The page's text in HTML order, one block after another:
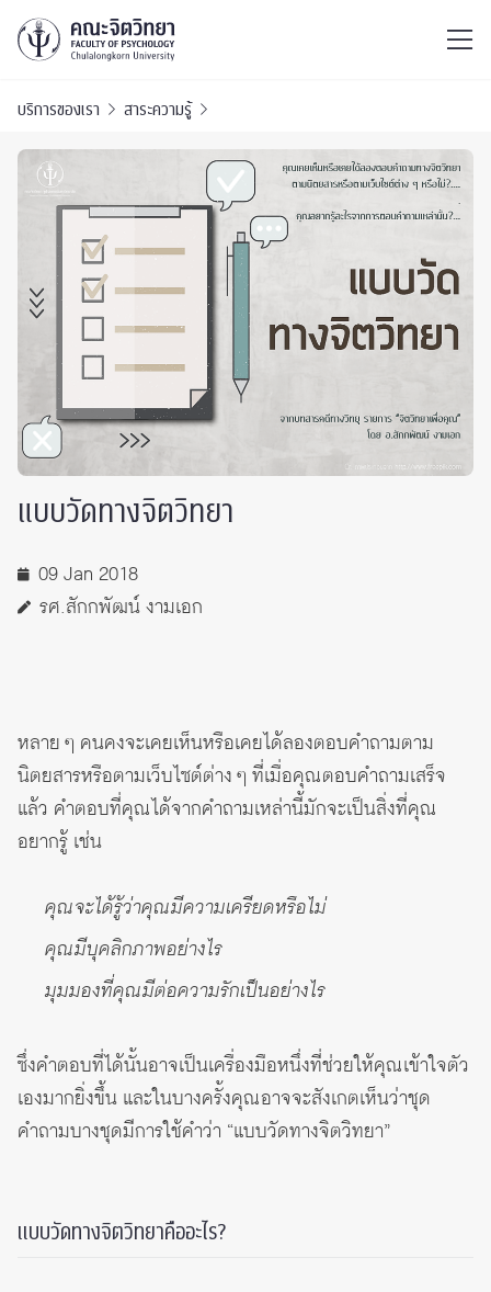
บริการของเรา สาระความรู้
แบบวัดทางจิตวิทยา
09 Jan 2018
รศ.สักกพัฒน์ งามเอก
หลาย ๆ คนคงจะเคยเห็นหรือเคยได้ลองตอบคำถามตาม
นิตยสารหรือตามเว็บไซต์ต่าง ๆ ที่เมื่อคุณตอบคำถามเสร็จ
แล้ว คำตอบที่คุณได้จากคำถามเหล่านี้มักจะเป็นสิ่งที่คุณ
อยากรู้ เช่น
คุณจะได้รู้ว่าคุณมีความเครียดหรือไม่
คุณมีบุคลิกภาพอย่างไร
มุมมองที่คุณมีต่อความรักเป็นอย่างไร
ซึ่งคำตอบที่ได้นั้นอาจเป็นเครื่องมือหนึ่งที่ช่วยให้คุณเข้าใจตัว
เองมากยิ่งขึ้น และในบางครั้งคุณอาจจะสังเกตเห็นว่าชุด
คำถามบางชุดมีการใช้คำว่า “แบบวัดทางจิตวิทยา”
แบบวัดทางจิตวิทยาคืออะไร?